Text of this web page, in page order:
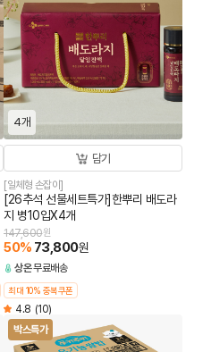
4개
담기
[일체형 손잡이]
[26추석 선물세트특가]한뿌리 배도라
지 병10입X4개
147,600원
50% 73,800원
상온무료배송
최대 10% 중복쿠폰
4.8 (10)
박스특가